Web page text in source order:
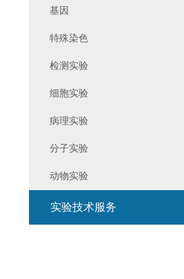
基因
特殊染色
检测实验
细胞实验
病理实验
分子实验
动物实验
实验技术服务